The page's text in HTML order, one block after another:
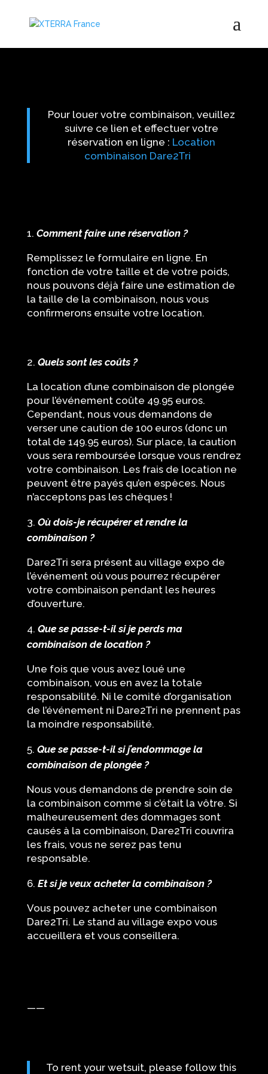
Pour louer votre combinaison, veuillez
suivre ce lien et effectuer votre
réservation en ligne : Location
combinaison Dare2Tri
Comment faire une réservation ?
Remplissez le formulaire en ligne. En
fonction de votre taille et de votre poids,
nous pouvons déjà faire une estimation de
la taille de la combinaison, nous vous
confirmerons ensuite votre location.
Quels sont les coûts ?
La location d’une combinaison de plongée
pour l’événement coûte 49.95 euros.
Cependant, nous vous demandons de
verser une caution de 100 euros (donc un
total de 149.95 euros). Sur place, la caution
vous sera remboursée lorsque vous rendrez
votre combinaison. Les frais de location ne
peuvent être payés qu’en espèces. Nous
n’acceptons pas les chèques !
Où dois-je récupérer et rendre la
combinaison ?
Dare2Tri sera présent au village expo de
l’événement où vous pourrez récupérer
votre combinaison pendant les heures
d’ouverture.
Que se passe-t-il si je perds ma
combinaison de location ?
Une fois que vous avez loué une
combinaison, vous en avez la totale
responsabilité. Ni le comité d’organisation
de l’événement ni Dare2Tri ne prennent pas
la moindre responsabilité.
Que se passe-t-il si j’endommage la
combinaison de plongée ?
Nous vous demandons de prendre soin de
la combinaison comme si c’était la vôtre. Si
malheureusement des dommages sont
causés à la combinaison, Dare2Tri couvrira
les frais, vous ne serez pas tenu
responsable.
Et si je veux acheter la combinaison ?
Vous pouvez acheter une combinaison
Dare2Tri. Le stand au village expo vous
accueillera et vous conseillera.
——
To rent your wetsuit, please follow this